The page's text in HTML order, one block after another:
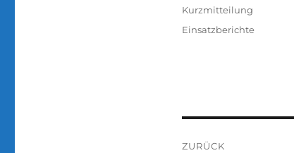
Format
Kurzmitteilung
Kategorien
Einsatzberichte
ZURÜCK